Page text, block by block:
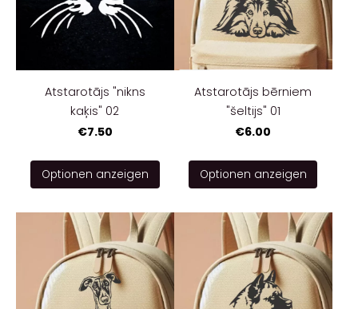
Atstarotājs "nikns
kaķis" 02
€7.50
Optionen anzeigen
Atstarotājs bērniem
"šeltijs" 01
€6.00
Optionen anzeigen